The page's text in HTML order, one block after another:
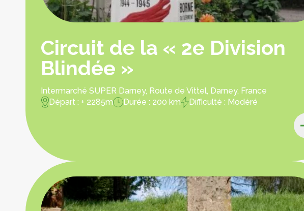
Circuit de la « 2e Division
Blindée »
Intermarché SUPER Darney, Route de Vittel, Darney, France
Départ : + 2285m
Durée : 200 km Difficulté : Modéré